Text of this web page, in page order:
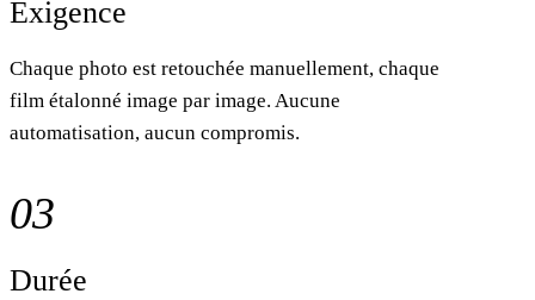
Exigence
Chaque photo est retouchée manuellement, chaque
film étalonné image par image. Aucune
automatisation, aucun compromis.
03
Durée